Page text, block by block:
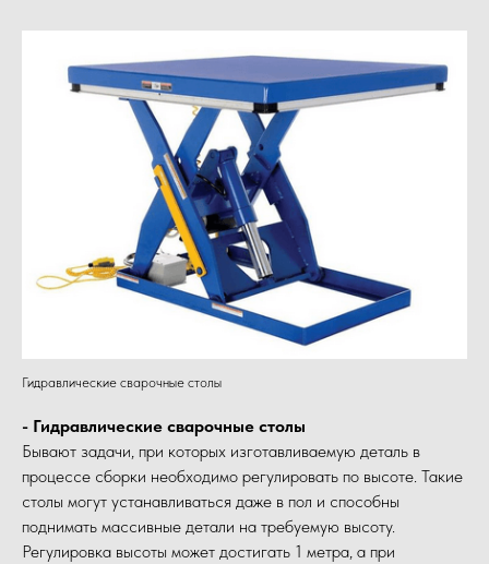
Гидравлические сварочные столы
- Гидравлические сварочные столы
Бывают задачи, при которых изготавливаемую деталь в
процессе сборки необходимо регулировать по высоте. Такие
столы могут устанавливаться даже в пол и способны
поднимать массивные детали на требуемую высоту.
Регулировка высоты может достигать 1 метра, а при